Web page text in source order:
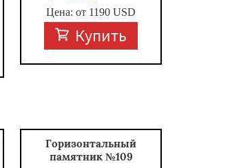
Цена: от 1190 USD
Купить
Горизонтальный
памятник №109